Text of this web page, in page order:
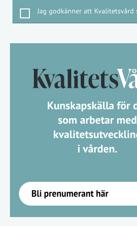
Jag godkänner att